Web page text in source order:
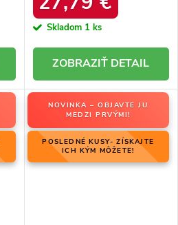
Skladom 1 ks
DETAIL
NOVINKA – OBJAVTE JU
MEDZI PRVÝMI!
POSLEDNÉ KUSY- ZÍSKAJTE
ICH KÝM MÔŽETE!